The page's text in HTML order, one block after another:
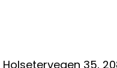
Holsetervegen 35,